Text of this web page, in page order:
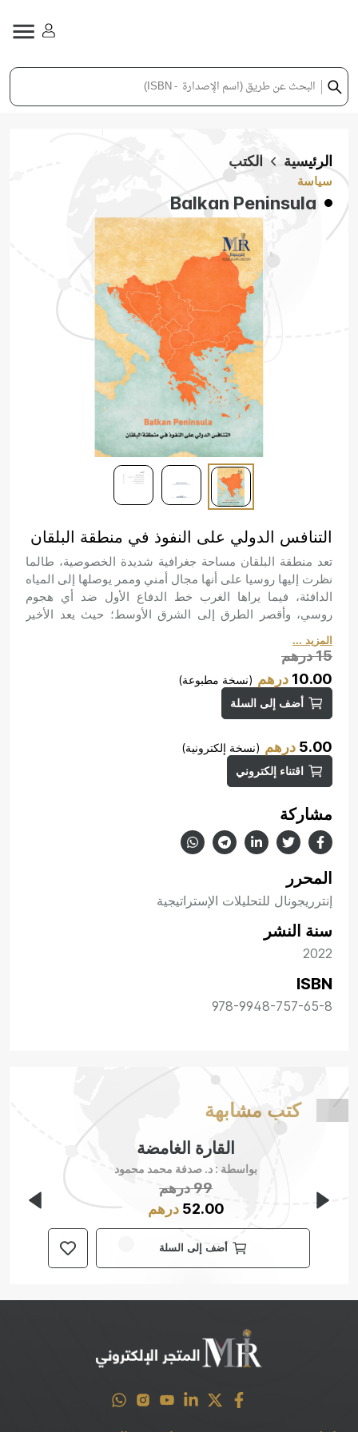
الرئيسية الكتب
سياسة
Balkan Peninsula
التنافس الدولي على النفوذ في منطقة البلقان
تعد منطقة البلقان مساحة جغرافية شديدة الخصوصية، طالما
نظرت إليها روسيا على أنها مجال أمني وممر يوصلها إلى المياه
الدافئة، فيما يراها الغرب خط الدفاع الأول ضد أي هجوم
روسي، وأقصر الطرق إلى الشرق الأوسط؛ حيث يعد الأخير
مصدر مهم لمشتقات الطاقة والنفط. في حين ترى الولايات
المتحدة البلقان حجر زاوية في الخطط الاستراتيجية الأمنية
والعسكرية لمنع روسيا أو الصين من أي تمدد نحو عمق أوروبا.
المزيد ...
15درهم
10.00 درهم (نسخة مطبوعة)
أضف إلى السلة
5.00 درهم (نسخة إلكترونية)
اقتناء إلكتروني
مشاركة
المحرر
إنترريجونال للتحليلات الإستراتيجية
سنة النشر
2022
ISBN
978-9948-757-65-8
كتب مشابهة
القارة الغامضة
بواسطة : د. صدفة محمد محمود
99درهم
52.00 درهم
أضف إلى السلة